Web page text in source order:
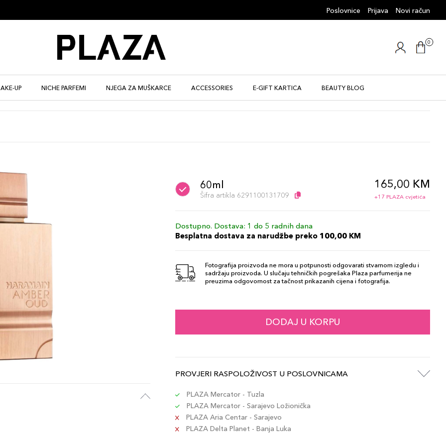
Poslovnice Prijava Novi račun
0
UP NICHE PARFEMI NJEGA ZA MUŠKARCE ACCESSORIES E-GIFT KARTICA BEAUTY BLOG
60ml
Šifra artikla 6291100131709
165,00 KM
+17 PLAZA cvjetića
Dostupno. Dostava: 1 do 5 radnih dana
Besplatna dostava za narudžbe preko 100,00 KM
Fotografija proizvoda ne mora u potpunosti odgovarati stvarnom izgledu i
sadržaju proizvoda. U slučaju tehničkih pogrešaka Plaza parfumerija ne
preuzima odgovornost za tačnost prikazanih cijena i fotografija.
DODAJ U KORPU
PROVJERI RASPOLOŽIVOST U POSLOVNICAMA
PLAZA Mercator - Tuzla
PLAZA Mercator - Sarajevo Ložionička
PLAZA Aria Centar - Sarajevo
PLAZA Delta Planet - Banja Luka